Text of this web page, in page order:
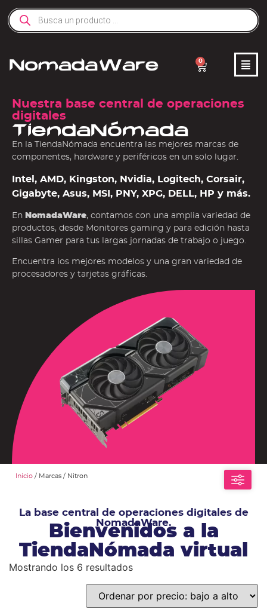
0
Nuestra base central de operaciones
digitales
TiendaNómada
En la TiendaNómada encuentra las mejores marcas de
componentes, hardware y periféricos en un solo lugar.
Intel, AMD, Kingston, Nvidia, Logitech, Corsair,
Gigabyte, Asus, MSI, PNY, XPG, DELL, HP y más.
En NomadaWare, contamos con una amplia variedad de
productos, desde Monitores gaming y para edición hasta
sillas Gamer para tus largas jornadas de trabajo o juego.
Encuentra los mejores modelos y una gran variedad de
procesadores y tarjetas gráficas.
Inicio / Marcas / Nitron
La base central de operaciones digitales de
NomadaWare.
Bienvenidos a la
TiendaNómada virtual
Mostrando los 6 resultados